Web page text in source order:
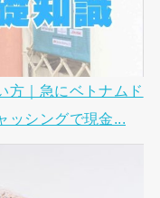
方｜急にベトナムド
ッシングで現金...